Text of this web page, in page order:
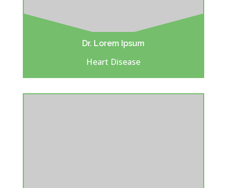
Dr. Lorem Ipsum
Heart Disease